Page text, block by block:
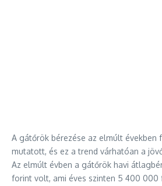
A gátőrök bérezése az elmúlt években
mutatott, és ez a trend várhatóan a
Az elmúlt évben a gátőrök havi
forint volt, ami éves szinten 5 400